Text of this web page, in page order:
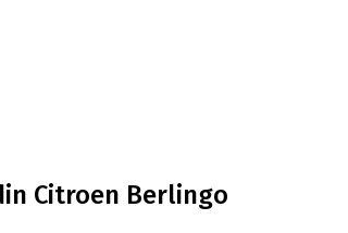
Citroen Berlingo